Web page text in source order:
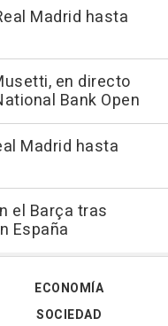
Madrid hasta
en directo
Bank Open
Madrid hasta
el Barça tras
España
ECONOMÍA
SOCIEDAD